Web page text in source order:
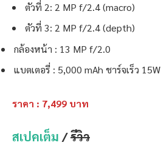
ตัวที่ 2: 2 MP f/2.4 (macro)
ตัวที่ 3: 2 MP f/2.4 (depth)
กล้องหน้า : 13 MP f/2.0
แบตเตอรี่ : 5,000 mAh ชาร์จเร็ว 15W
ราคา : 7,499 บาท
สเปคเต็ม /รีวิว